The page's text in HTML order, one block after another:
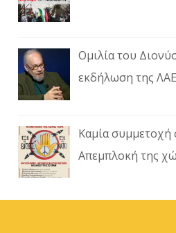
Ομιλία του
εκδήλωση της
Καμία συμμετοχή
Απεμπλοκή της